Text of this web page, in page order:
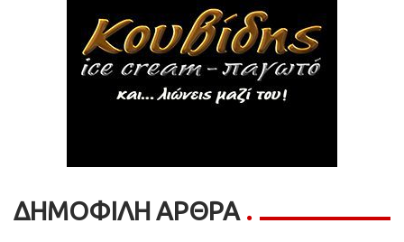
ΔΗΜΟΦΙΛΗ ΑΡΘΡΑ